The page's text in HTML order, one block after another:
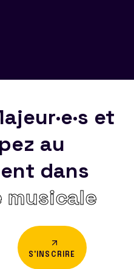
et
au
dans
musicale
S'INSCRIRE